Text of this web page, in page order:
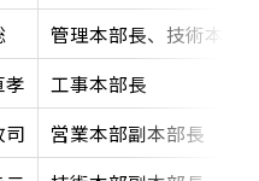
介
の取り組み
管理本部長、技術本部
工事本部長
営業本部副本部長 全